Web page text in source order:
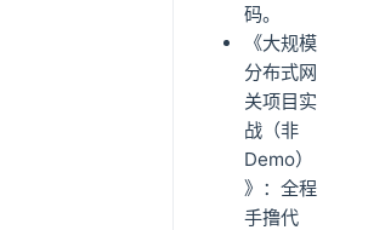
码。
《大规模
分布式网
关项目实
战（非
Demo）
》：全程
手撸代